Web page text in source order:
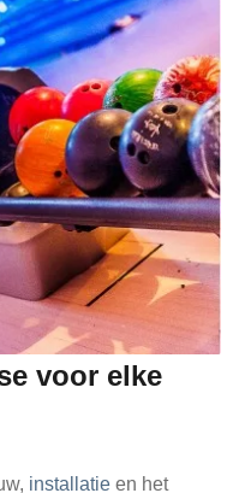
voor elke
installatie en het